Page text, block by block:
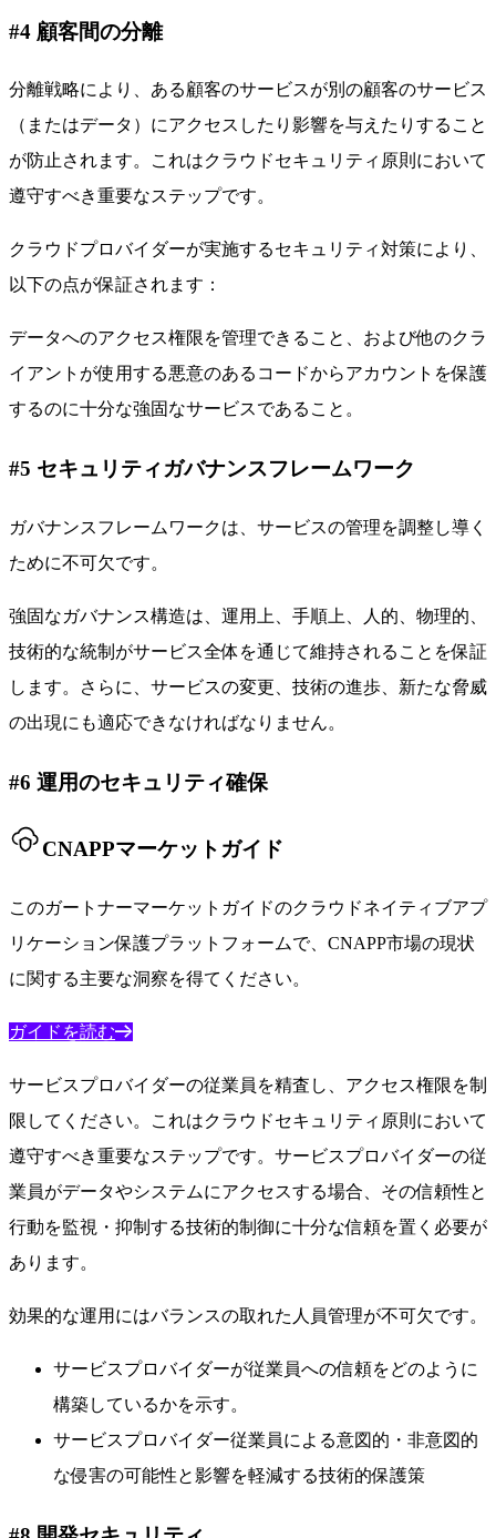
#4 顧客間の分離
分離戦略により、ある顧客のサービスが別の顧客のサービス
（またはデータ）にアクセスしたり影響を与えたりすること
が防止されます。これはクラウドセキュリティ原則において
遵守すべき重要なステップです。
クラウドプロバイダーが実施するセキュリティ対策により、
以下の点が保証されます：
データへのアクセス権限を管理できること、および他のクラ
イアントが使用する悪意のあるコードからアカウントを保護
するのに十分な強固なサービスであること。
#5 セキュリティガバナンスフレームワーク
ガバナンスフレームワークは、サービスの管理を調整し導く
ために不可欠です。
強固なガバナンス構造は、運用上、手順上、人的、物理的、
技術的な統制がサービス全体を通じて維持されることを保証
します。さらに、サービスの変更、技術の進歩、新たな脅威
の出現にも適応できなければなりません。
#6 運用のセキュリティ確保
CNAPPマーケットガイド
このガートナーマーケットガイドのクラウドネイティブアプ
リケーション保護プラットフォームで、CNAPP市場の現状
に関する主要な洞察を得てください。
ガイドを読む
サービスプロバイダーの従業員を精査し、アクセス権限を制
限してください。これはクラウドセキュリティ原則において
遵守すべき重要なステップです。サービスプロバイダーの従
業員がデータやシステムにアクセスする場合、その信頼性と
行動を監視・抑制する技術的制御に十分な信頼を置く必要が
あります。
効果的な運用にはバランスの取れた人員管理が不可欠です。
サービスプロバイダーが従業員への信頼をどのように
構築しているかを示す。
サービスプロバイダー従業員による意図的・非意図的
な侵害の可能性と影響を軽減する技術的保護策